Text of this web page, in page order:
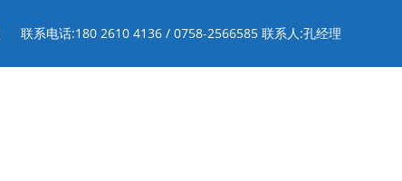
联系电话:180 2610 4136 / 0758-2566585 联系人:孔经理